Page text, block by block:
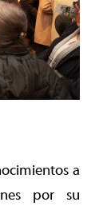
a
por su